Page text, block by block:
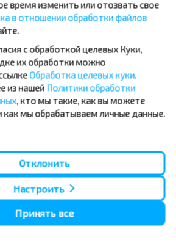
Брест - Тересполь
Брест - Беловежская Пуща
Брест - Минск
Варшава - Минск
Санкт-Петербург - Минск
время изменить или отозвать свое
в отношении обработки файлов
с обработкой целевых Куки,
их обработки можно
Обработка целевых куки.
из нашей Политики обработки
, кто мы такие, как вы можете
как мы обрабатываем личные данные.
Отклонить
Настроить
Принять все